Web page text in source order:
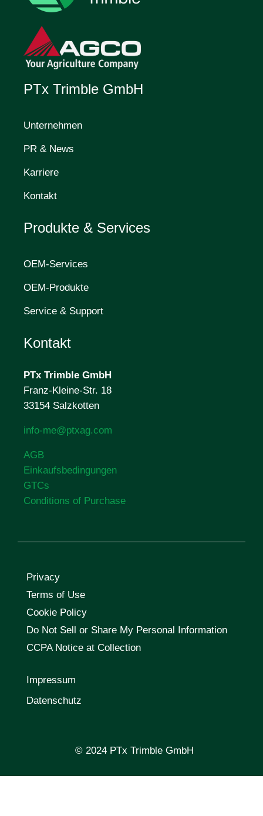
PTx Trimble GmbH
Unternehmen
PR & News
Karriere
Kontakt
Produkte & Services
OEM-Services
OEM-Produkte
Service & Support
Kontakt
PTx Trimble GmbH
Franz-Kleine-Str. 18
33154 Salzkotten
info-me@ptxag.com
AGB
Einkaufsbedingungen
GTCs
Conditions of Purchase
Privacy
Terms of Use
Cookie Policy
Do Not Sell or Share My Personal Information
CCPA Notice at Collection
Impressum
Datenschutz
© 2024 PTx Trimble GmbH